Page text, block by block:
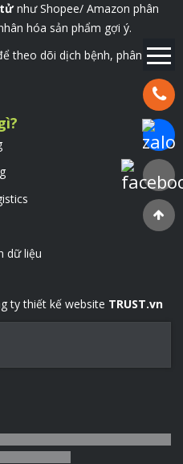
Hotline:
Chat
như Shopee/ Amazon phân
hóa sản phẩm gợi ý.
theo dõi dịch bệnh, phân tích
dữ liệu
ty thiết kế website TRUST.vn